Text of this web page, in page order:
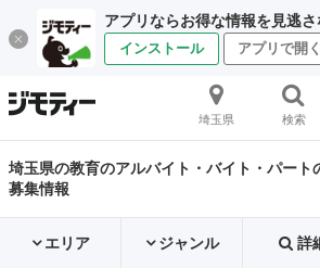
アプリならお得な情報を見逃さ
インストール アプリで開く
埼玉県 検索
埼玉県の教育のアルバイト・バイト・パート
募集情報
エリア ジャンル 詳